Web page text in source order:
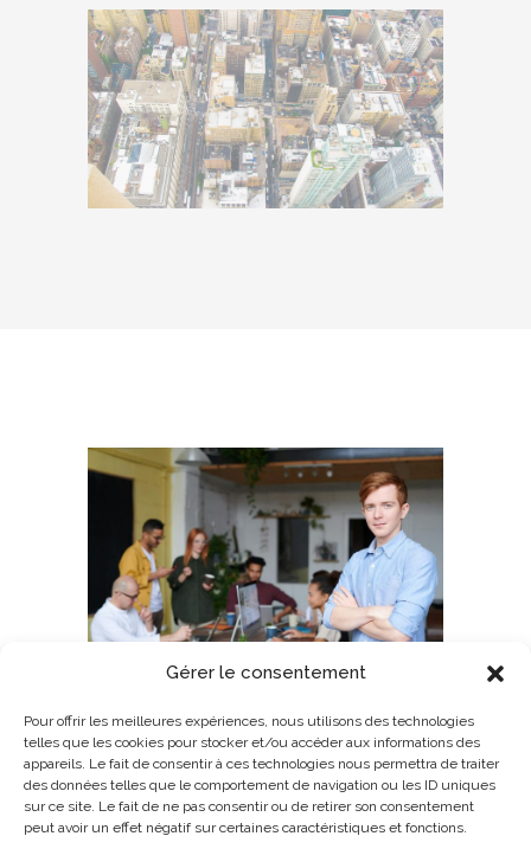
Gérer le consentement
Pour offrir les meilleures expériences, nous utilisons des technologies
telles que les cookies pour stocker et/ou accéder aux informations des
appareils. Le fait de consentir à ces technologies nous permettra de traiter
des données telles que le comportement de navigation ou les ID uniques
sur ce site. Le fait de ne pas consentir ou de retirer son consentement
peut avoir un effet négatif sur certaines caractéristiques et fonctions.
FRANCISATION
FRANCISATION